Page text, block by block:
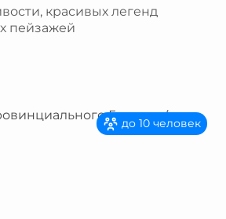
красивых легенд
пейзажей
до 10 человек